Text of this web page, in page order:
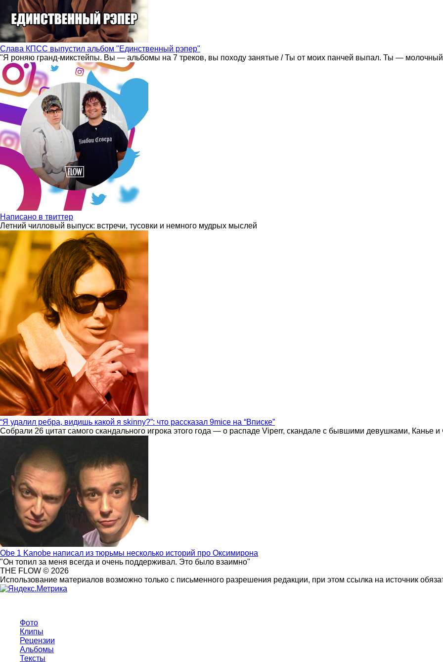
Слава КПСС выпустил альбом "Единственный рэпер"
"Я роняю гранд-микстейпы. Вы — альбомы на 7 треков, вы походу занятые / Ты от моих панчей выпал. Ты —
Написано в твиттер
Летний чилловый выпуск: встречи, тусовки и немного мудрых мыслей
“Я удалил ребра, видишь какой я skinny?”: что рассказал 9mice на “Вписке”
Собрали 26 цитат самого скандального игрока этого года — о распаде Viperr, скандале с бывшими девушками, Канье
Obe 1 Kanobe написал из тюрьмы несколько историй про Оксимирона
"Он топил за меня всегда и очень поддерживал. Это было взаимно"
THE FLOW © 2026
Использование материалов возможно только с письменного разрешения редакции, при этом ссылка на источник
Фото
Клипы
Рецензии
Альбомы
Тексты